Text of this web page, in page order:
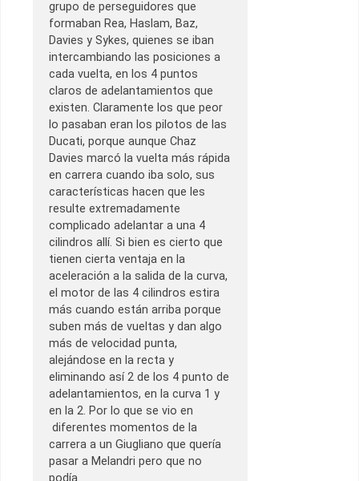
grupo de perseguidores que
formaban Rea, Haslam, Baz,
Davies y Sykes, quienes se iban
intercambiando las posiciones a
cada vuelta, en los 4 puntos
claros de adelantamientos que
existen. Claramente los que peor
lo pasaban eran los pilotos de las
Ducati, porque aunque Chaz
Davies marcó la vuelta más rápida
en carrera cuando iba solo, sus
características hacen que les
resulte extremadamente
complicado adelantar a una 4
cilindros allí. Si bien es cierto que
tienen cierta ventaja en la
aceleración a la salida de la curva,
el motor de las 4 cilindros estira
más cuando están arriba porque
suben más de vueltas y dan algo
más de velocidad punta,
alejándose en la recta y
eliminando así 2 de los 4 punto de
adelantamientos, en la curva 1 y
en la 2. Por lo que se vio en
diferentes momentos de la
carrera a un Giugliano que quería
pasar a Melandri pero que no